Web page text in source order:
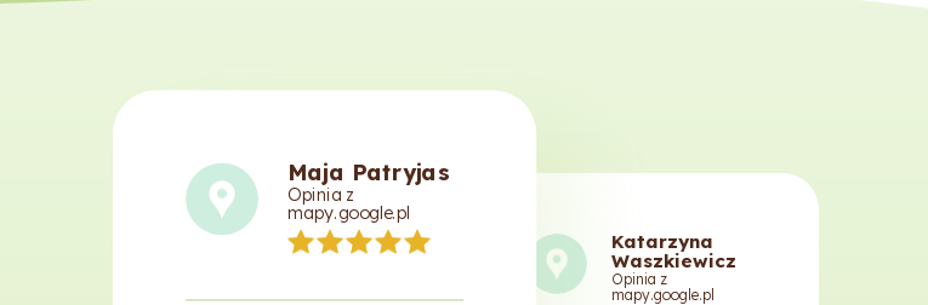
Maja Patryjas
Opinia z
mapy.google.pl
Katarzyna
Waszkiewicz
Opinia z
mapy.google.pl